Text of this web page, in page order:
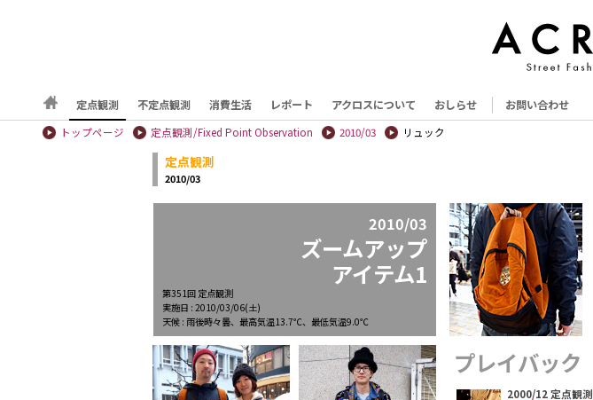
定点観測 不定点観測 消費生活 レポート アクロスについて おしらせ お問い合わせ
トップページ 定点観測/Fixed Point Observation 2010/03 リュック
定点観測
2010/03
2010/03
ズームアップ
アイテム1
第351回 定点観測
実施日 : 2010/03/06(土)
天候 : 雨後時々曇、最高気温13.7℃、最低気温9.0℃
プレイバック
2000/12 定点観測